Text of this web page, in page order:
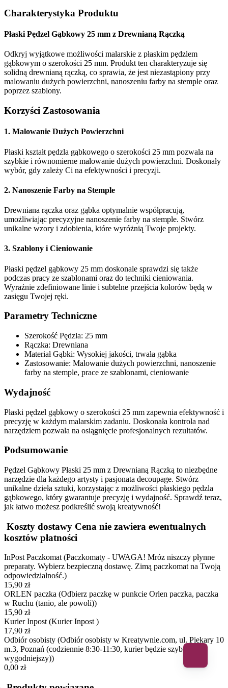
Charakterystyka Produktu
Płaski Pędzel Gąbkowy 25 mm z Drewnianą Rączką
Odkryj wyjątkowe możliwości malarskie z płaskim pędzlem
gąbkowym o szerokości 25 mm. Produkt ten charakteryzuje się
solidną drewnianą rączką, co sprawia, że jest niezastąpiony przy
malowaniu dużych powierzchni, nanoszeniu farby na stemple oraz
poprzez szablony.
Korzyści Zastosowania
1. Malowanie Dużych Powierzchni
Płaski kształt pędzla gąbkowego o szerokości 25 mm pozwala na
szybkie i równomierne malowanie dużych powierzchni. Doskonały
wybór, gdy zależy Ci na efektywności i precyzji.
2. Nanoszenie Farby na Stemple
Drewniana rączka oraz gąbka optymalnie współpracują,
umożliwiając precyzyjne nanoszenie farby na stemple. Stwórz
unikalne wzory i zdobienia, które wyróżnią Twoje projekty.
3. Szablony i Cieniowanie
Płaski pędzel gąbkowy 25 mm doskonale sprawdzi się także
podczas pracy ze szablonami oraz do techniki cieniowania.
Wyraźnie zdefiniowane linie i subtelne przejścia kolorów będą w
zasięgu Twojej ręki.
Parametry Techniczne
Szerokość Pędzla: 25 mm
Rączka: Drewniana
Materiał Gąbki: Wysokiej jakości, trwała gąbka
Zastosowanie: Malowanie dużych powierzchni, nanoszenie
farby na stemple, prace ze szablonami, cieniowanie
Wydajność
Płaski pędzel gąbkowy o szerokości 25 mm zapewnia efektywność i
precyzję w każdym malarskim zadaniu. Doskonała kontrola nad
narzędziem pozwala na osiągnięcie profesjonalnych rezultatów.
Podsumowanie
Pędzel Gąbkowy Płaski 25 mm z Drewnianą Rączką to niezbędne
narzędzie dla każdego artysty i pasjonata decoupage. Stwórz
unikalne dzieła sztuki, korzystając z możliwości płaskiego pędzla
gąbkowego, który gwarantuje precyzję i wydajność. Sprawdź teraz,
jak łatwo możesz podkreślić swoją kreatywność!
Koszty dostawy Cena nie zawiera ewentualnych
kosztów płatności
InPost Paczkomat(Paczkomaty - UWAGA! Mróz niszczy płynne
preparaty. Wybierz bezpieczną dostawę. Zimą paczkomat na Twoją
odpowiedzialność.)
15,90 zł
ORLEN paczka (Odbierz paczkę w punkcie Orlen paczka, paczka
w Ruchu (tanio, ale powoli))
15,90 zł
Kurier Inpost(Kurier Inpost )
17,90 zł
Odbiór osobisty (Odbiór osobisty w Kreatywnie.com, ul. Piekary 10
m.3, Poznań (codziennie 8:30-11:30, kurier będzie szybszy i
wygodniejszy))
0,00 zł